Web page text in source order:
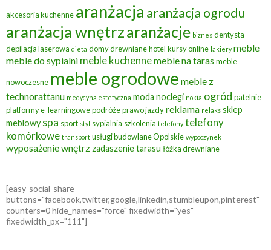
akcesoria kuchenne aranżacja aranżacja ogrodu
aranżacja wnętrzaranżacje biznes dentysta
depilacja laserowa dieta domy drewnianehotel kursy online lakiery meble
meble do sypialni meble kuchennemeble na taras meble
nowoczesne meble ogrodowe meble z
technorattanu medycyna estetyczna moda noclegi nokia ogród patelnie
platformy e-learningowepodróżeprawo jazdyreklama relaks sklep
meblowy spa sport styl sypialnia szkolenia telefony telefony
komórkowe transport usługi budowlane Opolskie wypoczynek
wyposażenie wnętrz zadaszenie tarasu łóżka drewniane
[easy-social-share
buttons="facebook,twitter,google,linkedin,stumbleupon,pinterest"
counters=0 hide_names="force" fixedwidth="yes"
fixedwidth_px="111"]